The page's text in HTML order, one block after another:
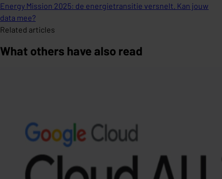
Energy Mission 2025: de energietransitie versnelt. Kan jouw
data mee?
Related articles
What others have also read